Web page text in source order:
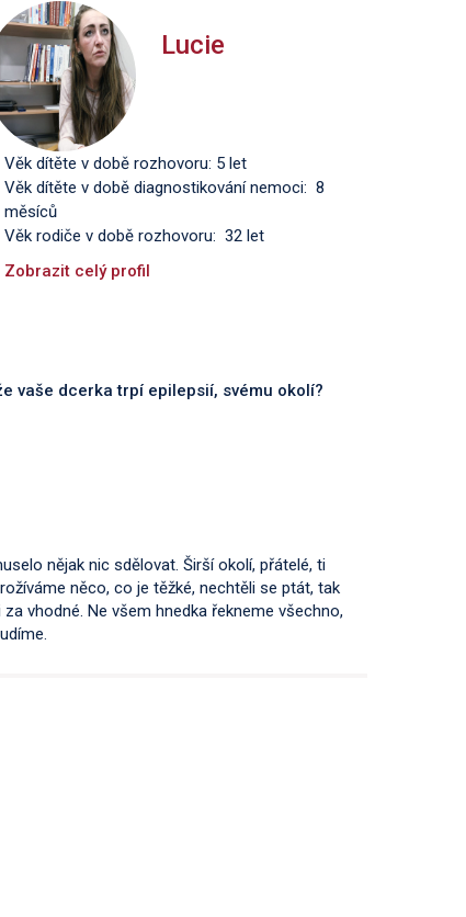
Lucie
Věk dítěte v době rozhovoru: 5 let
Věk dítěte v době diagnostikování nemoci: 8
měsíců
Věk rodiče v době rozhovoru: 32 let
Zobrazit celý profil
vaše dcerka trpí epilepsií, svému okolí?
nějak nic sdělovat. Širší okolí, přátelé, ti
něco, co je těžké, nechtěli se ptát, tak
vhodné. Ne všem hnedka řekneme všechno,